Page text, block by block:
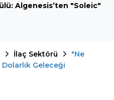
Algenesis’ten "Soleic"
İlaç Sektörü
"Ne
Geleceği